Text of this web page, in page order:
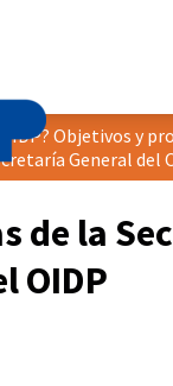
General del
de la
OIDP